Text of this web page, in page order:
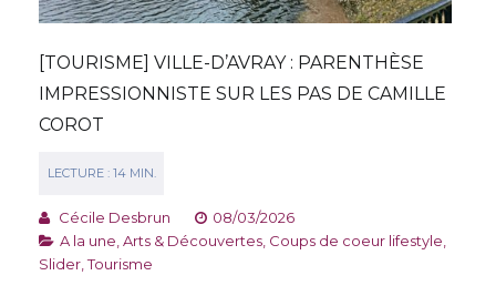
[TOURISME] VILLE-D’AVRAY : PARENTHÈSE
IMPRESSIONNISTE SUR LES PAS DE CAMILLE
COROT
Cécile Desbrun
08/03/2026
A la une Arts & Découvertes Coups de coeur lifestyle
Slider ,Tourisme